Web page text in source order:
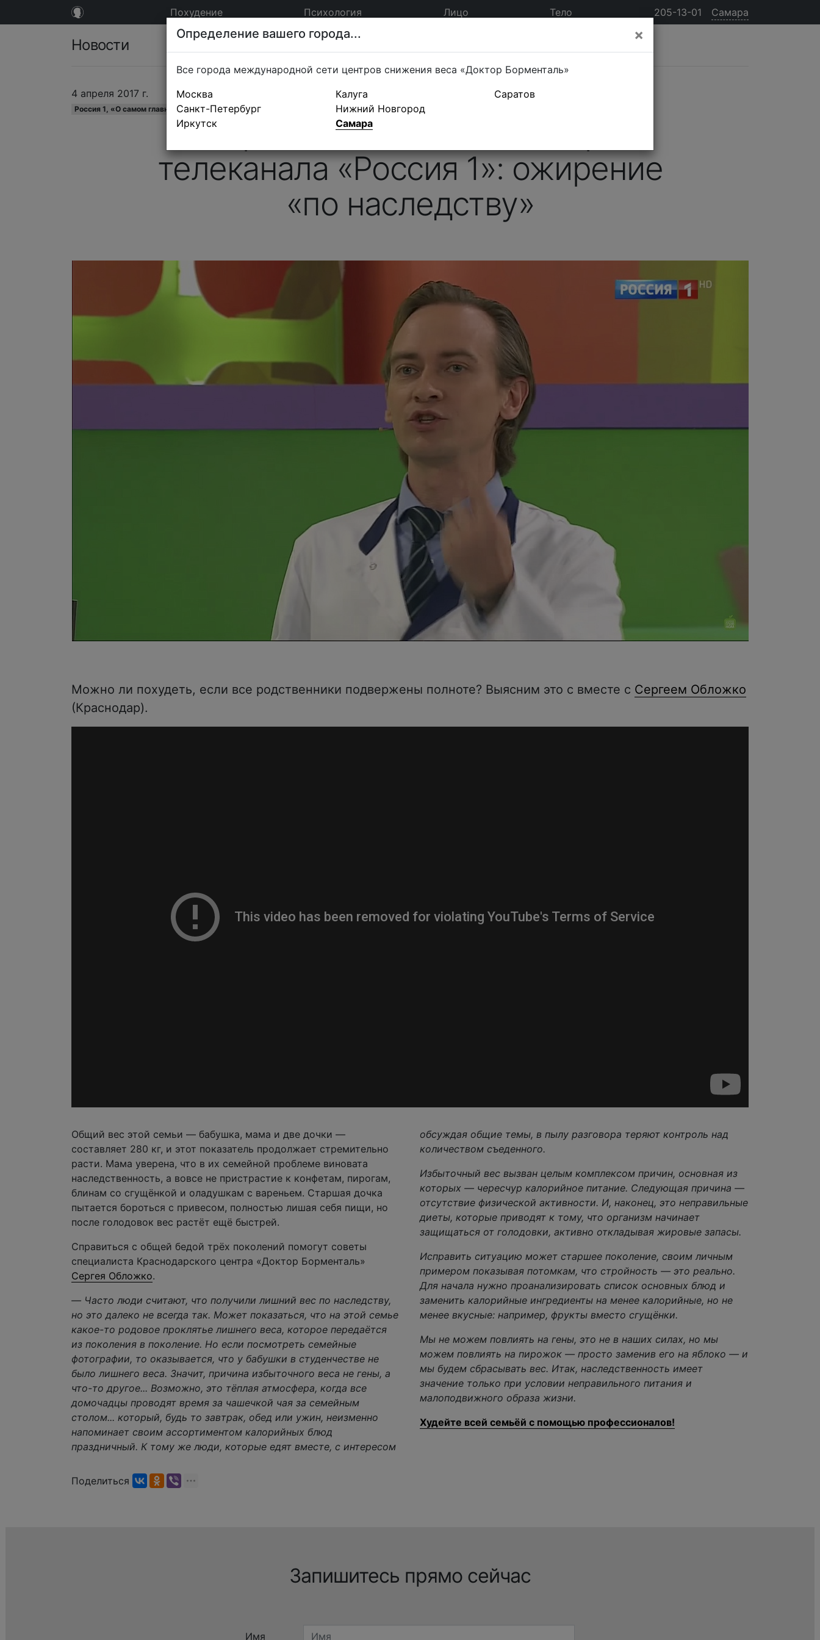
205-13-01 Самара
Похудение Психология Лицо Тело
Новости
4 апреля 2017 г.
Россия 1, «О самом главном»
Сергей Обложко — эксперт
телеканала «Россия 1»: ожирение
«по наследству»
Можно ли похудеть, если все родственники подвержены полноте? Выясним это с вместе с Сергеем Обложко
(Краснодар).
Общий вес этой семьи — бабушка, мама и две дочки —
составляет 280 кг, и этот показатель продолжает стремительно
расти. Мама уверена, что в их семейной проблеме виновата
наследственность, а вовсе не пристрастие к конфетам, пирогам,
блинам со сгущёнкой и оладушкам с вареньем. Старшая дочка
пытается бороться с привесом, полностью лишая себя пищи, но
после голодовок вес растёт ещё быстрей.
Справиться с общей бедой трёх поколений помогут советы
специалиста Краснодарского центра «Доктор Борменталь»
Сергея Обложко.
— Часто люди считают, что получили лишний вес по наследству,
но это далеко не всегда так. Может показаться, что на этой семье
какое-то родовое проклятье лишнего веса, которое передаётся
из поколения в поколение. Но если посмотреть семейные
фотографии, то оказывается, что у бабушки в студенчестве не
было лишнего веса. Значит, причина избыточного веса не гены, а
что-то другое... Возможно, это тёплая атмосфера, когда все
домочадцы проводят время за чашечкой чая за семейным
столом... который, будь то завтрак, обед или ужин, неизменно
напоминает своим ассортиментом калорийных блюд
праздничный. К тому же люди, которые едят вместе, с интересом
обсуждая общие темы, в пылу разговора теряют контроль над
количеством съеденного.
Избыточный вес вызван целым комплексом причин, основная из
которых — чересчур калорийное питание. Следующая причина —
отсутствие физической активности. И, наконец, это неправильные
диеты, которые приводят к тому, что организм начинает
защищаться от голодовки, активно откладывая жировые запасы.
Исправить ситуацию может старшее поколение, своим личным
примером показывая потомкам, что стройность — это реально.
Для начала нужно проанализировать список основных блюд и
заменить калорийные ингредиенты на менее калорийные, но не
менее вкусные: например, фрукты вместо сгущёнки.
Мы не можем повлиять на гены, это не в наших силах, но мы
можем повлиять на пирожок — просто заменив его на яблоко — и
мы будем сбрасывать вес. Итак, наследственность имеет
значение только при условии неправильного питания и
малоподвижного образа жизни.
Худейте всей семьёй с помощью профессионалов!
Поделиться
Запишитесь прямо сейчас
Имя
Определение вашего города... ×
Все города международной сети центров снижения веса «Доктор Борменталь»
Москва
Санкт-Петербург
Иркутск
Калуга
Нижний Новгород
Самара
Саратов